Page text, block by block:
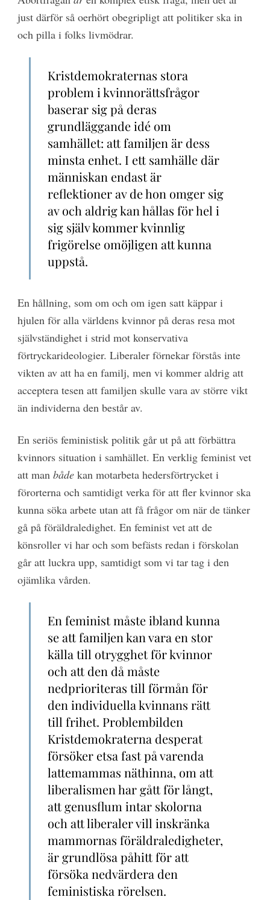
just därför så oerhört obegripligt att politiker ska in
och pilla i folks livmödrar.
Kristdemokraternas stora
problem i kvinnorättsfrågor
baserar sig på deras
grundläggande idé om
samhället: att familjen är dess
minsta enhet. I ett samhälle där
människan endast är
reflektioner av de hon omger sig
av och aldrig kan hållas för hel i
sig själv kommer kvinnlig
frigörelse omöjligen att kunna
uppstå.
En hållning, som om och om igen satt käppar i
hjulen för alla världens kvinnor på deras resa mot
självständighet i strid mot konservativa
förtryckarideologier. Liberaler förnekar förstås inte
vikten av att ha en familj, men vi kommer aldrig att
acceptera tesen att familjen skulle vara av större vikt
än individerna den består av.
En seriös feministisk politik går ut på att förbättra
kvinnors situation i samhället. En verklig feminist vet
att man bådekan motarbeta hedersförtrycket i
förorterna och samtidigt verka för att fler kvinnor ska
kunna söka arbete utan att få frågor om när de tänker
gå på föräldraledighet. En feminist vet att de
könsroller vi har och som befästs redan i förskolan
går att luckra upp, samtidigt som vi tar tag i den
ojämlika vården.
En feminist måste ibland kunna
se att familjen kan vara en stor
källa till otrygghet för kvinnor
och att den då måste
nedprioriteras till förmån för
den individuella kvinnans rätt
till frihet. Problembilden
Kristdemokraterna desperat
försöker etsa fast på varenda
lattemammas näthinna, om att
liberalismen har gått för långt,
att genusflum intar skolorna
och att liberaler vill inskränka
mammornas föräldraledigheter,
är grundlösa påhitt för att
försöka nedvärdera den
feministiska rörelsen.